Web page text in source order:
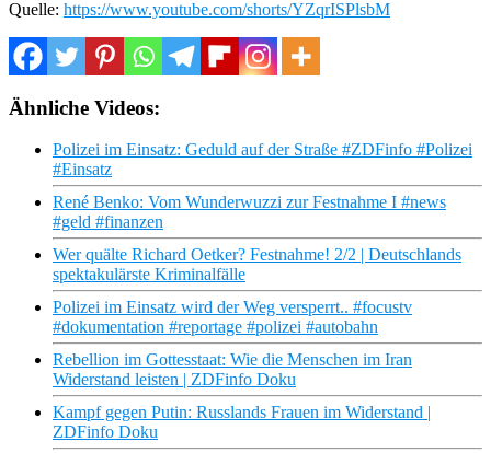
Quelle: https://www.youtube.com/shorts/YZqrISPlsbM
Ähnliche Videos:
Polizei im Einsatz: Geduld auf der Straße #ZDFinfo #Polizei
#Einsatz
René Benko: Vom Wunderwuzzi zur Festnahme I #news
#geld #finanzen
Wer quälte Richard Oetker? Festnahme! 2/2 | Deutschlands
spektakulärste Kriminalfälle
Polizei im Einsatz wird der Weg versperrt.. #focustv
#dokumentation #reportage #polizei #autobahn
Rebellion im Gottesstaat: Wie die Menschen im Iran
Widerstand leisten | ZDFinfo Doku
Kampf gegen Putin: Russlands Frauen im Widerstand |
ZDFinfo Doku